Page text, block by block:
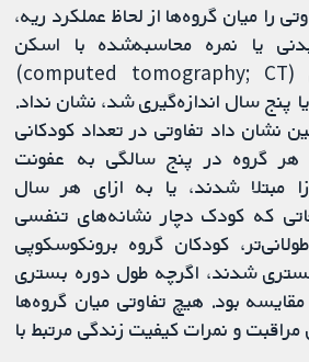
را میان گروه‌ها از لحاظ عملکرد ریه،
یا نمره محاسبه‌شده با اسکن
توموگرافی کامپیوتری (computed tomography; CT)
پنج سال اندازه‌گیری شد، نشان نداد.
نشان داد تفاوتی در تعداد کودکانی
گروه در پنج سالگی به عفونت
مبتلا شدند، یا به ازای هر سال
که کودک دچار نشانه‌های تنفسی
کودکان گروه برونکوسکوپی
شدند، اگرچه طول دوره بستری
مقایسه بود. هیچ تفاوتی میان گروه‌ها
و نمرات کیفیت زندگی مرتبط با